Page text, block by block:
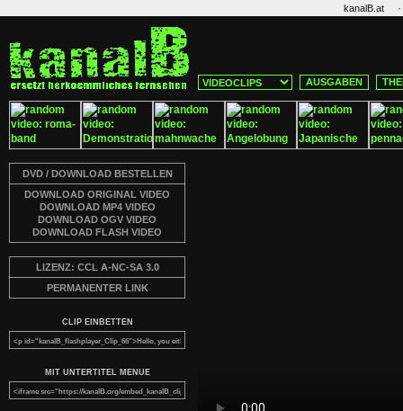
kanalB.at ·
AUSGABEN
DVD / DOWNLOAD BESTELLEN
DOWNLOAD ORIGINAL VIDEO
DOWNLOAD MP4 VIDEO
DOWNLOAD OGV VIDEO
DOWNLOAD FLASH VIDEO
LIZENZ: CCL A-NC-SA 3.0
PERMANENTER LINK
CLIP EINBETTEN
MIT UNTERTITEL MENUE